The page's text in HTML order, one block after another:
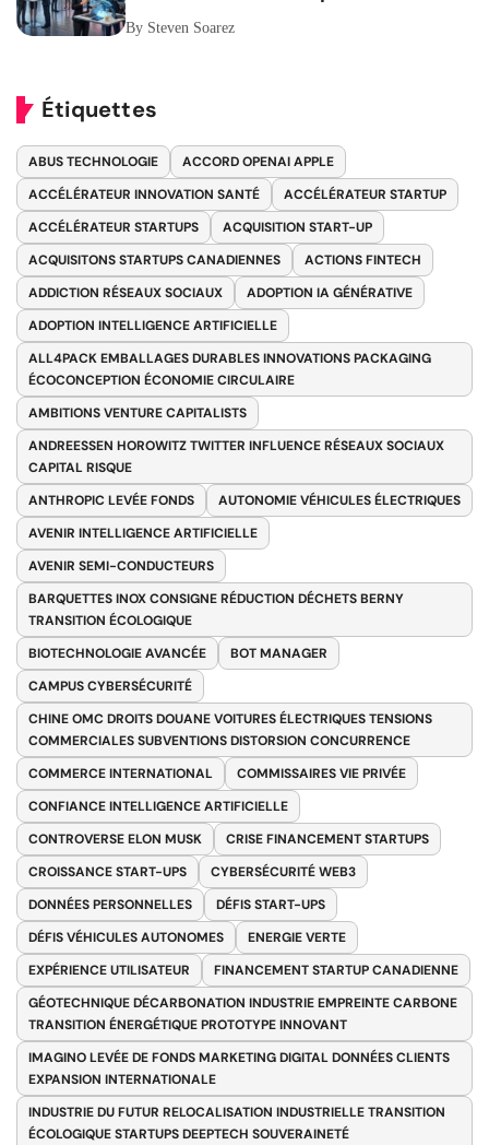
Canadiennes
By Steven Soarez
Étiquettes
ABUS TECHNOLOGIE
ACCORD OPENAI APPLE
ACCÉLÉRATEUR INNOVATION SANTÉ
ACCÉLÉRATEUR STARTUP
ACCÉLÉRATEUR STARTUPS
ACQUISITION START-UP
ACQUISITONS STARTUPS CANADIENNES
ACTIONS FINTECH
ADDICTION RÉSEAUX SOCIAUX
ADOPTION IA GÉNÉRATIVE
ADOPTION INTELLIGENCE ARTIFICIELLE
ALL4PACK EMBALLAGES DURABLES INNOVATIONS PACKAGING
ÉCOCONCEPTION ÉCONOMIE CIRCULAIRE
AMBITIONS VENTURE CAPITALISTS
ANDREESSEN HOROWITZ TWITTER INFLUENCE RÉSEAUX SOCIAUX
CAPITAL RISQUE
ANTHROPIC LEVÉE FONDS
AUTONOMIE VÉHICULES ÉLECTRIQUES
AVENIR INTELLIGENCE ARTIFICIELLE
AVENIR SEMI-CONDUCTEURS
BARQUETTES INOX CONSIGNE RÉDUCTION DÉCHETS BERNY
TRANSITION ÉCOLOGIQUE
BIOTECHNOLOGIE AVANCÉE
BOT MANAGER
CAMPUS CYBERSÉCURITÉ
CHINE OMC DROITS DOUANE VOITURES ÉLECTRIQUES TENSIONS
COMMERCIALES SUBVENTIONS DISTORSION CONCURRENCE
COMMERCE INTERNATIONAL
COMMISSAIRES VIE PRIVÉE
CONFIANCE INTELLIGENCE ARTIFICIELLE
CONTROVERSE ELON MUSK
CRISE FINANCEMENT STARTUPS
CROISSANCE START-UPS
CYBERSÉCURITÉ WEB3
DONNÉES PERSONNELLES
DÉFIS START-UPS
DÉFIS VÉHICULES AUTONOMES
ENERGIE VERTE
EXPÉRIENCE UTILISATEUR
FINANCEMENT STARTUP CANADIENNE
GÉOTECHNIQUE DÉCARBONATION INDUSTRIE EMPREINTE CARBONE
TRANSITION ÉNERGÉTIQUE PROTOTYPE INNOVANT
IMAGINO LEVÉE DE FONDS MARKETING DIGITAL DONNÉES CLIENTS
EXPANSION INTERNATIONALE
INDUSTRIE DU FUTUR RELOCALISATION INDUSTRIELLE TRANSITION
ÉCOLOGIQUE STARTUPS DEEPTECH SOUVERAINETÉ